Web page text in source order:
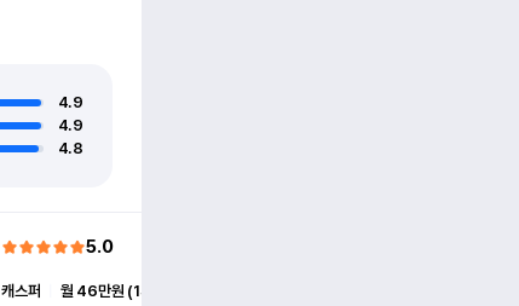
4.9
4.9
4.8
5.0
캐스퍼
월 46만원 (1개월)